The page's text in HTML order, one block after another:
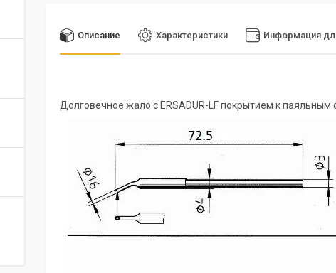
Описание Характеристики Информация
Долговечное жало с ERSADUR-LF покрытием к